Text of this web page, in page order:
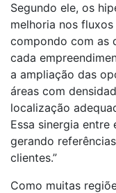
Segundo ele, os
melhoria nos
compondo com as
cada
a ampliação das
áreas com
localização
Essa sinergia entre
gerando
clientes.”
Como muitas